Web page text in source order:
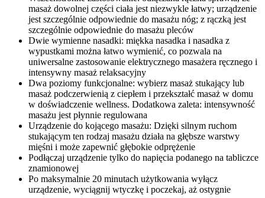
masaż dowolnej części ciała jest niezwykle łatwy; urządzenie
jest szczególnie odpowiednie do masażu nóg; z rączką jest
szczególnie odpowiednie do masażu pleców
Dwie wymienne nasadki: miękka nasadka i nasadka z
wypustkami można łatwo wymienić, co pozwala na
uniwersalne zastosowanie elektrycznego masażera ręcznego i
intensywny masaż relaksacyjny
Dwa poziomy funkcjonalne: wybierz masaż stukający lub
masaż podczerwienią z ciepłem i przekształć masaż w domu
w doświadczenie wellness. Dodatkowa zaleta: intensywność
masażu jest płynnie regulowana
Urządzenie do kojącego masażu: Dzięki silnym ruchom
stukającym ten rodzaj masażu działa na głębsze warstwy
mięśni i może zapewnić głębokie odprężenie
Podłączaj urządzenie tylko do napięcia podanego na tabliczce
znamionowej
Po maksymalnie 20 minutach użytkowania wyłącz
urządzenie, wyciągnij wtyczkę i poczekaj, aż ostygnie